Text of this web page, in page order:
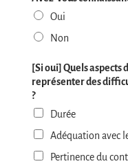
of
of
Oui
Non
[Si oui] Quels
représenter des
?
Durée
Adéquation avec
Pertinence du